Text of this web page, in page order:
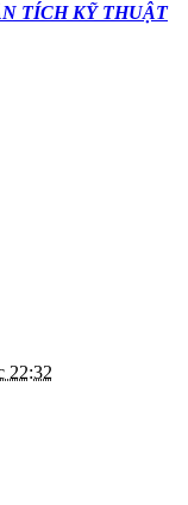
TÍCH KỸ THUẬT
22:32